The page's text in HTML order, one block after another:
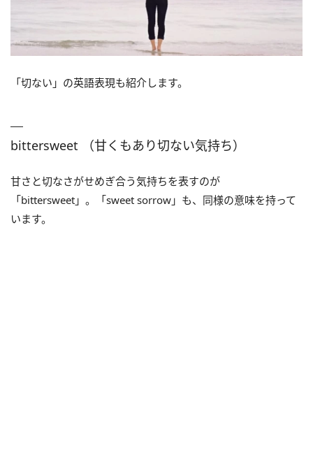
「切ない」の英語表現も紹介します。
bittersweet （甘くもあり切ない気持ち）
甘さと切なさがせめぎ合う気持ちを表すのが
「bittersweet」。「sweet sorrow」も、同様の意味を持って
います。